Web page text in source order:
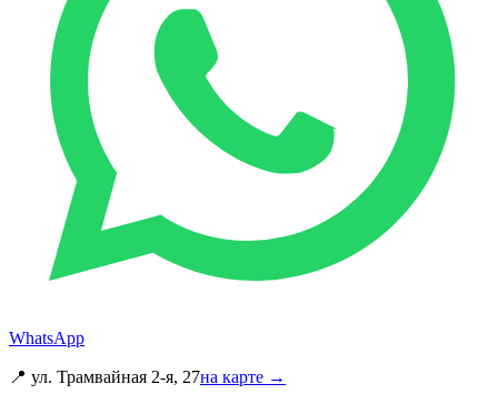
WhatsApp
📍 ул. Трамвайная 2-я, 27на карте →